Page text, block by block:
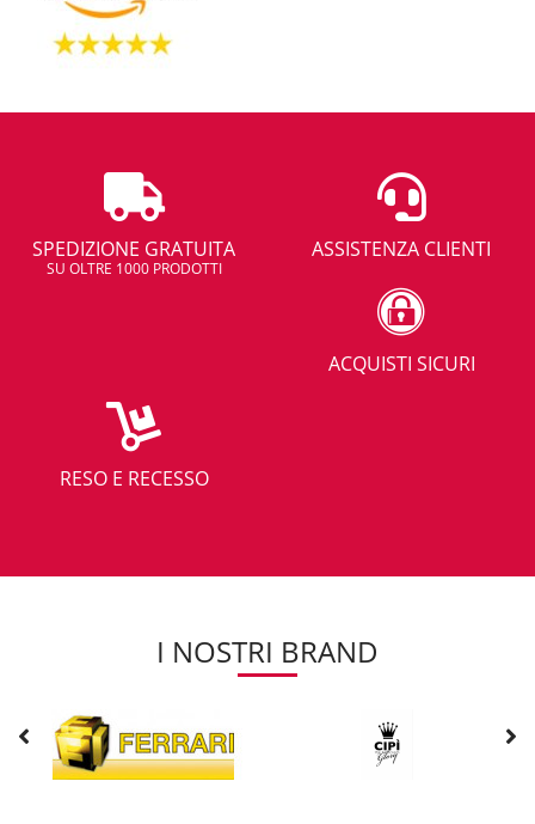
SPEDIZIONE GRATUITA
SU OLTRE 1000 PRODOTTI
ASSISTENZA CLIENTI
ACQUISTI SICURI
RESO E RECESSO
I NOSTRI BRAND